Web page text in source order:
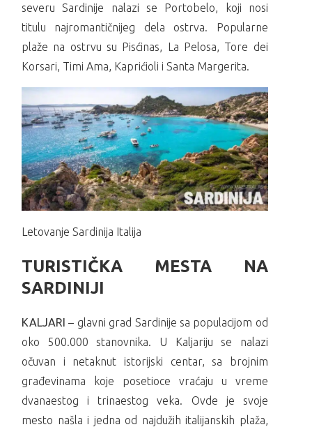
severu Sardinije nalazi se Portobelo, koji nosi
titulu najromantičnijeg dela ostrva. Popularne
plaže na ostrvu su Pisćinas, La Pelosa, Tore dei
Korsari, Timi Ama, Kaprićioli i Santa Margerita.
Letovanje Sardinija Italija
TURISTIČKA MESTA NA
SARDINIJI
KALJARI – glavni grad Sardinije sa populacijom od
oko 500.000 stanovnika. U Kaljariju se nalazi
očuvan i netaknut istorijski centar, sa brojnim
građevinama koje posetioce vraćaju u vreme
dvanaestog i trinaestog veka. Ovde je svoje
mesto našla i jedna od najdužih italijanskih plaža,